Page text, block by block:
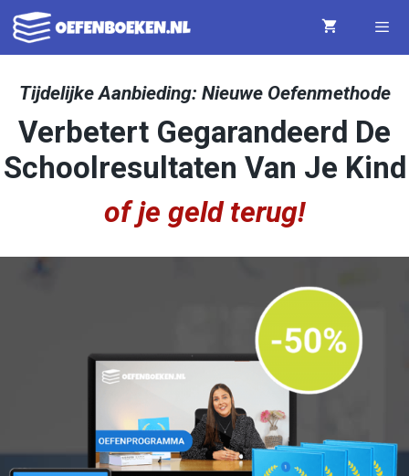
Ga
naar
Tijdelijke Aanbieding: Nieuwe Oefenmethode
Verbetert Gegarandeerd De
Schoolresultaten Van Je Kind
of je geld terug!